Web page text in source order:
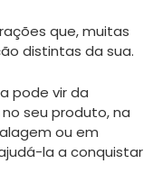
que, muitas
distintas da sua.
pode vir da
seu produto, na
ou em
la a conquistar